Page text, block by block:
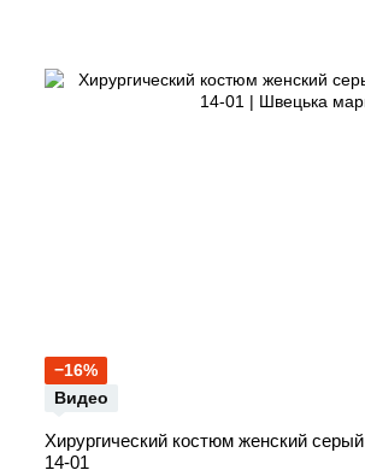
−16%
Видео
Хирургический костюм женский серый с вишивкой Мики
14-01